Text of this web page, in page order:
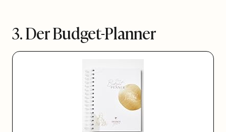
3. Der Budget-Planner